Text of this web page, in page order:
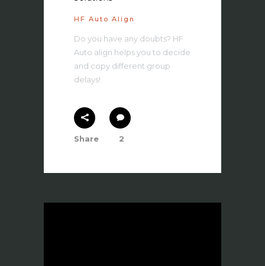
HF Auto Align
Do you have any doubts? HF
Auto align helps you to decide
and copy different group
delays!
Share 2